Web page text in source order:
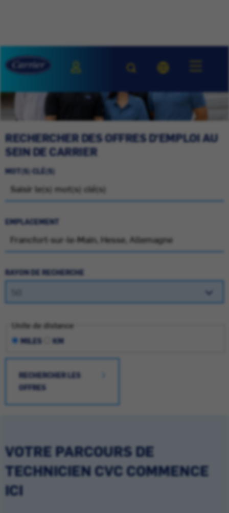
RECHERCHER DES OFFRES D'EMPLOI AU
SEIN DE CARRIER
MOT(S) CLÉ(S)
EMPLACEMENT
RAYON DE RECHERCHE
Unite de distance
MILES KM
RECHERCHER LES
OFFRES
VOTRE PARCOURS DE
TECHNICIEN CVC COMMENCE
ICI